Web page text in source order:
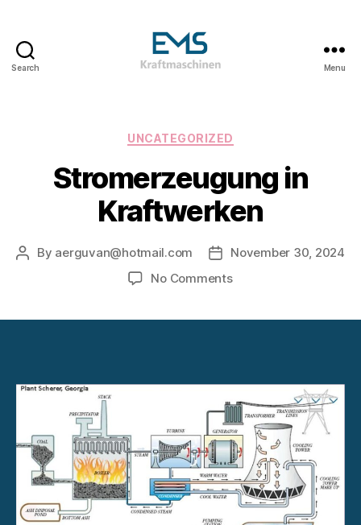
Search
&
Anlagen
&
Holzvergasungsanlagen
Menu
Categories
UNCATEGORIZED
Stromerzeugung in
Kraftwerken
Post
By aerguvan@hotmail.com
Post
date
November 30, 2024
No Commentson